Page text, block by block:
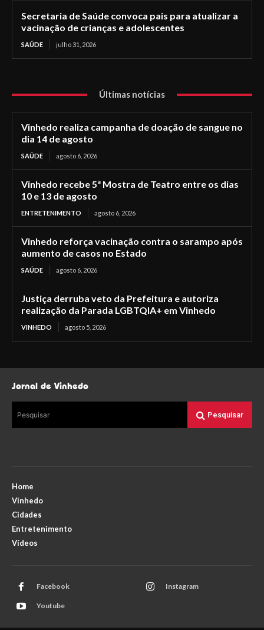
Secretaria de Saúde convoca pais para atualizar a
vacinação de crianças e adolescentes
SAÚDE julho 31, 2026
Últimas notícias
Vinhedo realiza campanha de doação de sangue no
dia 14 de agosto
SAÚDE agosto 6, 2026
Vinhedo recebe 5ª Mostra de Teatro entre os dias
10 e 13 de agosto
ENTRETENIMENTO agosto 6, 2026
Vinhedo reforça vacinação contra o sarampo após
aumento de casos no Estado
SAÚDE agosto 6, 2026
Justiça derruba veto da Prefeitura e autoriza
realização da Parada LGBTQIA+ em Vinhedo
VINHEDO agosto 5, 2026
Jornal de Vinhedo
Pesquisar Pesquisar
Home
Vinhedo
Cidades
Entretenimento
Vídeos
Facebook Instagram
Youtube